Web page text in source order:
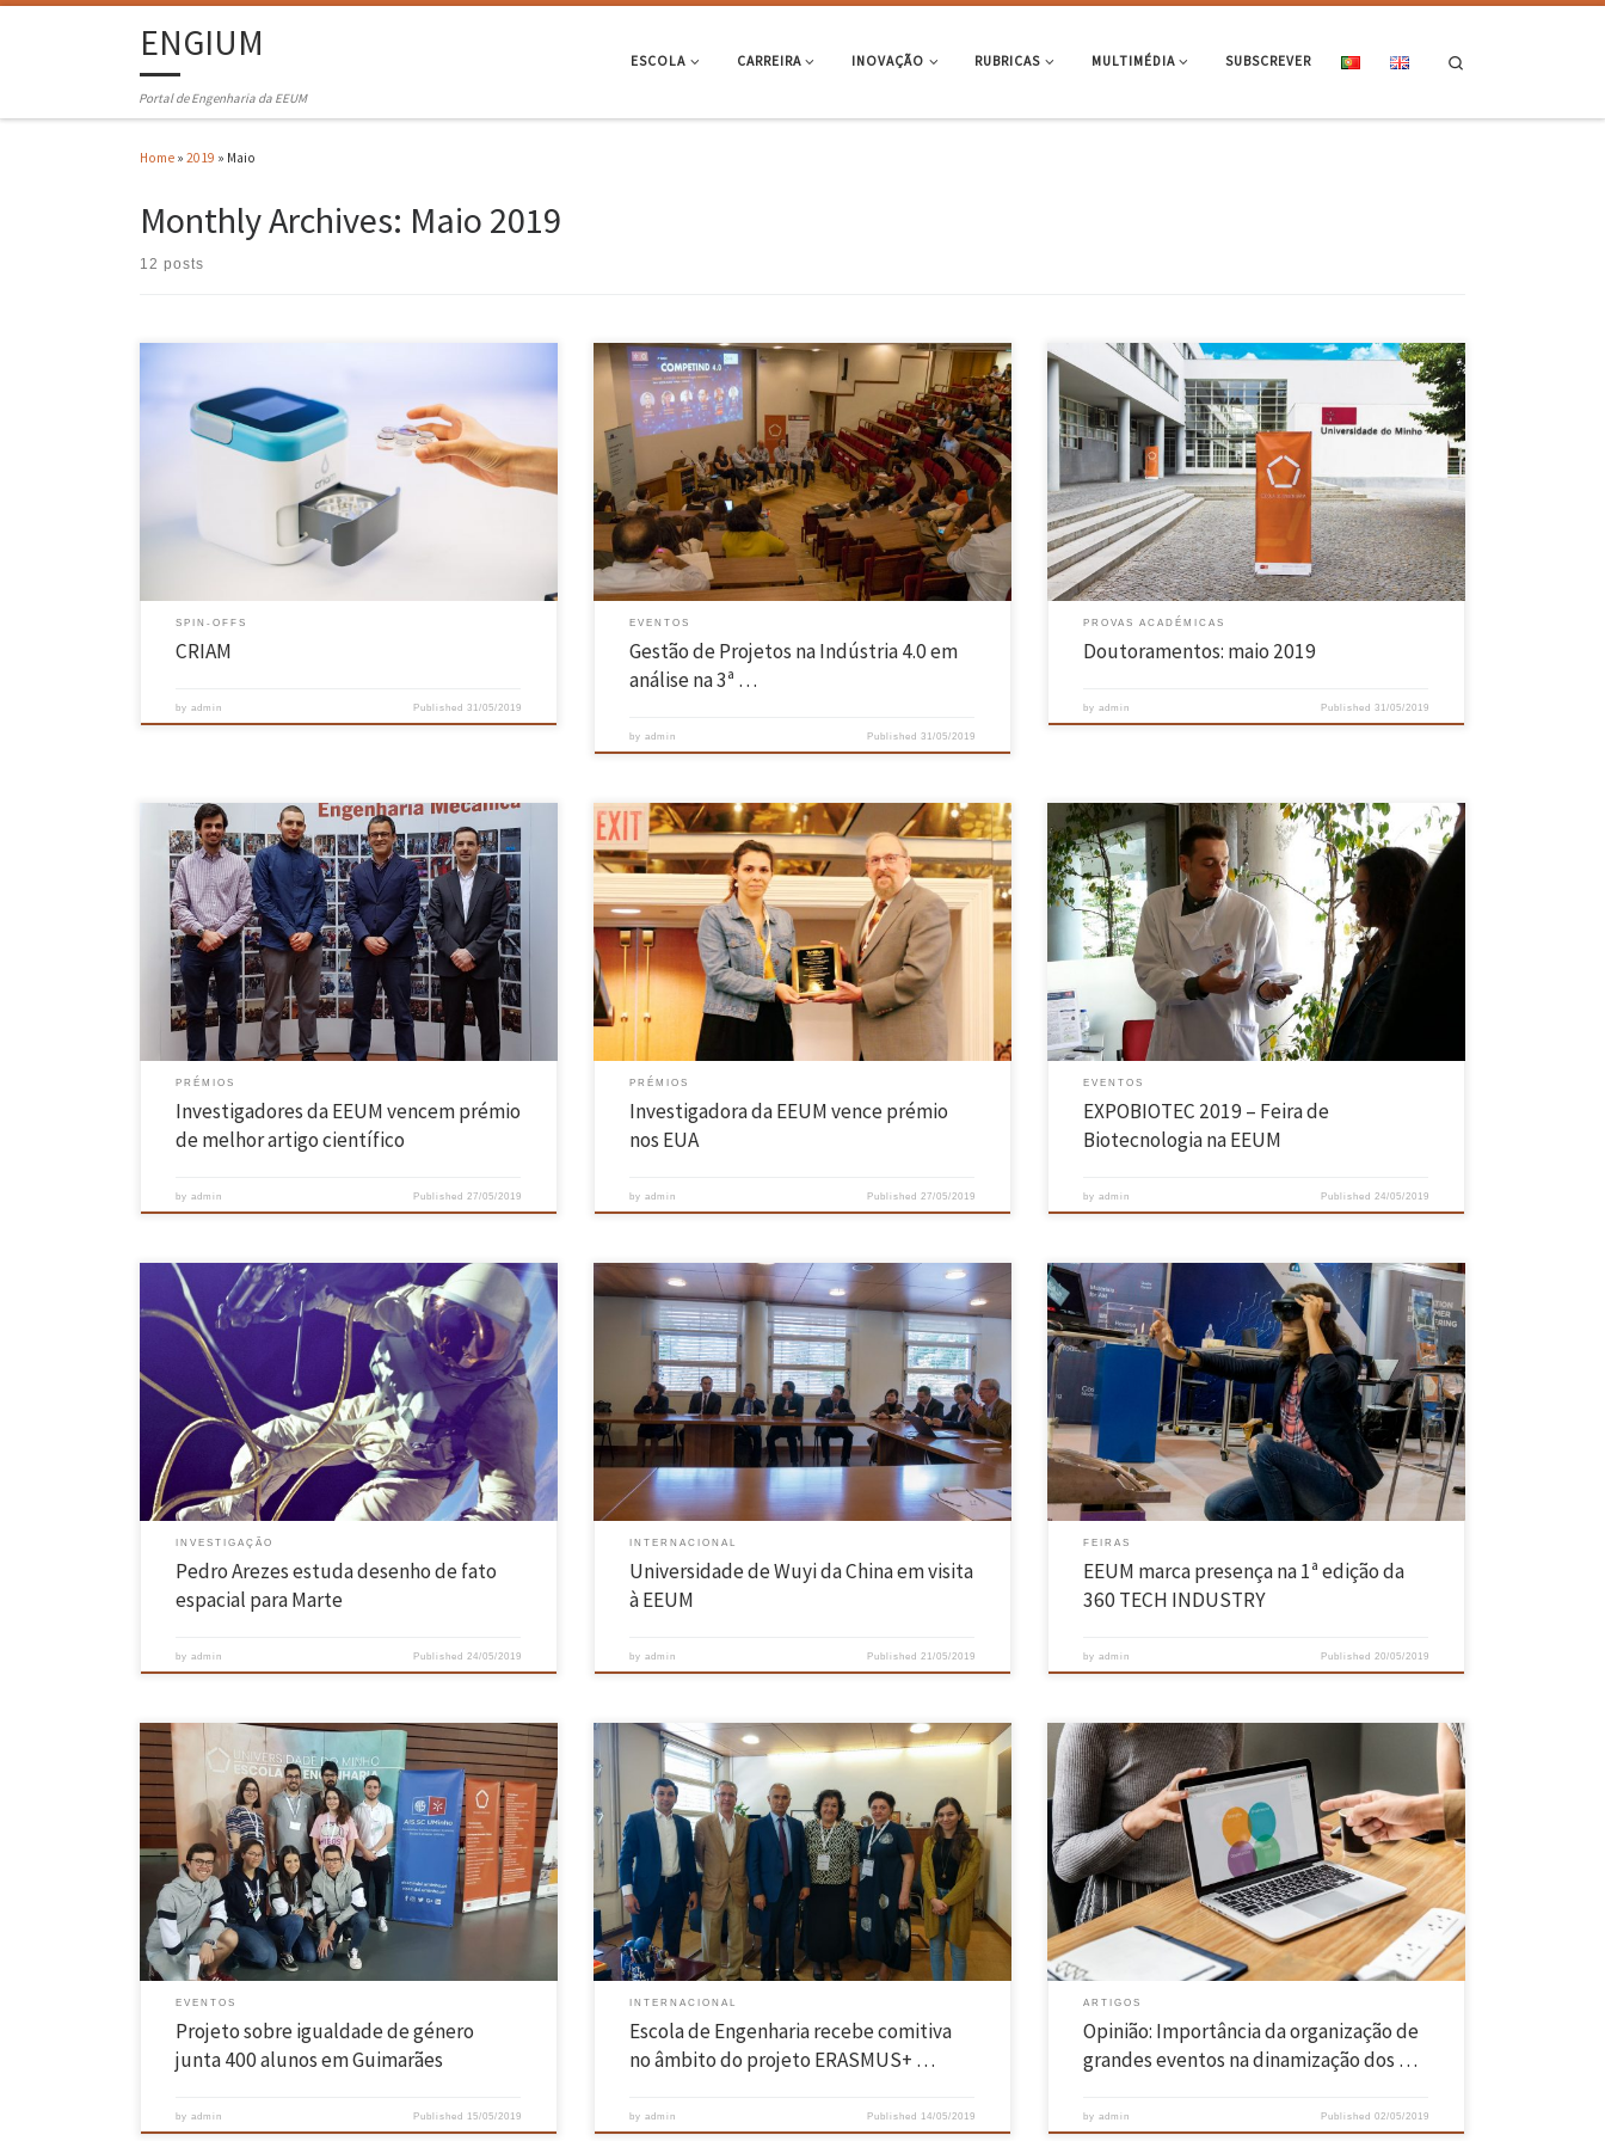
ENGIUM
Portal de Engenharia da EEUM
ESCOLA CARREIRA INOVAÇÃO RUBRICAS MULTIMÉDIA SUBSCREVER
Home » 2019 » Maio
Monthly Archives: Maio 2019
12 posts
A CRIAM, nascida em 2016, é plataforma de diagnósticos automática e
portátil que permite a realização de procedimentos que irão salvar
vidas em situações de emergência. Consiste num dispositivo médico
portátil e automático que identifica o tipo e sub-tipo de sangue em
apenas 3 minutos e identifica doenças, através de […]
SPIN-OFFS
CRIAM
byadmin Published 31/05/2019
Identificar e caracterizar as competências necessárias para os
profissionais envolvidos em Gestão de Projetos no contexto da
Indústria 4.0, com base na perspetiva da indústria, foi o tema central
da 3ª edição do COMPETIND 4.0 que decorreu no dia 31 maio, no
Campus de Azurém da Universidade do Minho. José […]
EVENTOS
Gestão de Projetos na Indústria 4.0 em
análise na 3ª …
byadmin Published 31/05/2019
Diogo Alberto Rocha Lopes Informática Tema da Tese: Numerical
Surgery Modeling, Simulation and Visualization in Real Time
Orientador: António Ramires Fernandes; Stéphane Clain Cristóvão da
Silva Rodrigues Gestão e Tratamento de Resíduos Tema da Tese:
Avaliação das condições geográficas, sociais e ambientais do concelho
de Barcelos para a implementação de […]
PROVAS ACADÉMICAS
Doutoramentos: maio 2019
byadmin Published 31/05/2019
Filipe Marques, Fernando Isaac, Nuno Dourado e Paulo Flores,
investigadores do CMEMS-Centro de Micro Sistemas Electro
Mecânicos, foram galardoados com o prémio de melhor artigo
científico, que é concedido anualmente pela prestigiada editora
Elsevier. Este galardão é atribuído ao artigo publicado nos últimos
dois anos, com o mais elevado fator […]
PRÉMIOS
Investigadores da EEUM vencem prémio
de melhor artigo científico
byadmin Published 27/05/2019
Rita Ferreira, investigadora no CMEMS-Centro de Micro Sistemas
Electro Mecânicos, e no Departamento de Engenharia Mecânica da
Universidade do Minho, foi galardoada com o prémio de melhor póster,
entre 125 concorrentes, na 22ª Conferência Mundial de Desgaste e
Atrito – WEAR, maior e mais prestigiada conferência a nível mundial,
na […]
PRÉMIOS
Investigadora da EEUM vence prémio
nos EUA
byadmin Published 27/05/2019
De 21 a 23 de maio teve lugar no Campus de Gualtar da Universidade
do Minho, a EXPOBIOTEC 2019, o maior evento nacional do setor da
biotecnologia. O 1º dia foi dedicado a cerca de 500 alunos do ensino
secundário, que tiveram oportunidade de conhecer os laboratórios do
CEB bem […]
EVENTOS
EXPOBIOTEC 2019 – Feira de
Biotecnologia na EEUM
byadmin Published 24/05/2019
Fato deve considerar múltiplos fatores, evitando lesões nos
astronautas, diz Pedro Arezes, num artigo com universidades dos
EUA. Pedro Arezes, Professor Catedrático da EEUM, defende num novo
estudo que os fatos espaciais devem considerar múltiplos fatores
para cada astronauta e com base em modelos computacionais. Isso
permite evitar lesões musculoesqueléticas, […]
INVESTIGAÇÃO
Pedro Arezes estuda desenho de fato
espacial para Marte
byadmin Published 24/05/2019
A Escola de Engenharia da Universidade do Minho recebeu, no
passado dia 20 de maio, uma delegação da Universidade de Wuyi, da
China. Esta visita teve como objetivo a assinatura de um protocolo
genérico de cooperação ao nível dos programas de doutoramento. A
delegação composta por oito membros daquela universidade, […]
INTERNACIONAL
Universidade de Wuyi da China em visita
à EEUM
byadmin Published 21/05/2019
A Escola de Engenharia da Universidade do Minho esteve presente, de
16 a 18 maio, na 1ª edição da 360 TECH INDUSTRY numa participação
conjunta com o Centro ALGORITMI, o CCG – Centro de Computação
Gráfica, o PIEP – Pólo de Inovação em Engenharia de Polímeros e o
DONE Lab […]
FEIRAS
EEUM marca presença na 1ª edição da
360 TECH INDUSTRY
byadmin Published 20/05/2019
A Escola de Engenharia da Universidade do Minho, parceira na
iniciativa através do projeto EQUAL-IST, organizou no dia 14 de maio,
no Multiusos de Guimarães, uma mostra científica e tecnológica onde
participaram cerca de 400 alunos oriundos da zona norte do país. A
mostra, inserida no Projeto ‘Engenheiras por Um […]
EVENTOS
Projeto sobre igualdade de género
junta 400 alunos em Guimarães
byadmin Published 15/05/2019
Projeto visa melhorar a qualidade e a eficácia do ensino de engenharia
na Federação Russa e Tajiquistão A Presidência da Escola de
Engenharia da Universidade do Minho recebeu, no passado dia 13,
uma comitiva composta por cerca de 40 participantes, provenientes
de Universidades da Rússia, Tajiquistão, Roménia, Letónia e
Inglaterra, […]
INTERNACIONAL
Escola de Engenharia recebe comitiva
no âmbito do projeto ERASMUS+ …
byadmin Published 14/05/2019
Enquanto dirigente associativo é fácil perceber que, atualmente, um
dos maiores problemas dos estudantes, é o excessivo foco e
preocupação apenas com o estudo, sendo evidente uma generalizada
falta de interesse em procurar, participar e tirar proveito de
atividades extracurriculares a que têm acesso. Para além da
dificuldade em atrair […]
ARTIGOS
Opinião: Importância da organização de
grandes eventos na dinamização dos …
byadmin Published 02/05/2019